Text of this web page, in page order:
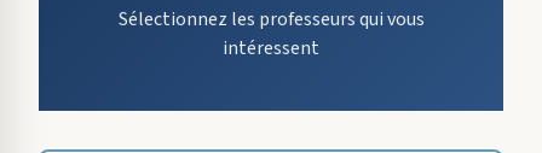
Sélectionnez les professeurs qui vous
intéressent